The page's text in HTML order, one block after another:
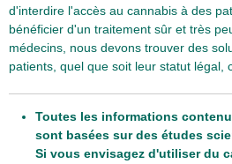
d'interdire l'accès au cannabis à des
bénéficier d'un traitement sûr et très
médecins, nous devons trouver des
patients, quel que soit leur statut légal,
Toutes les informations
sont basées sur des études
Si vous envisagez d'utiliser du